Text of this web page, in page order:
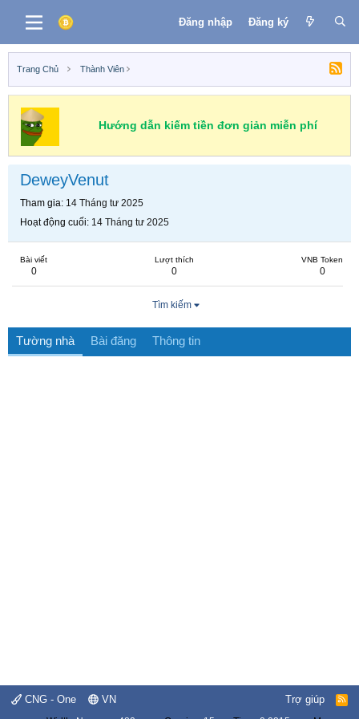
Đăng nhập Đăng ký
Trang Chủ Thành Viên
Hướng dẫn kiếm tiền đơn giản miễn phí
DeweyVenut
Tham gia 14 Tháng tư 2025
Hoạt động cuối 14 Tháng tư 2025
Bài viết
0
Lượt thích
0
VNB Token
0
Tìm kiếm
Tường nhà Bài đăng Thông tin
CNG - One VN Trợ giúp
R